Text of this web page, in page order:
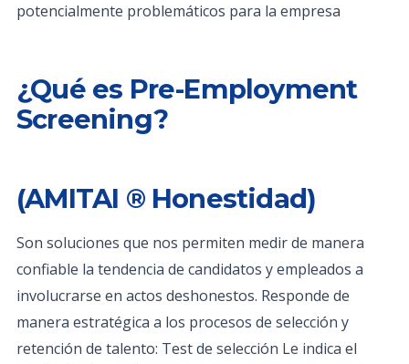
potencialmente problemáticos para la empresa
¿Qué es Pre-Employment
Screening?
(AMITAI ® Honestidad)
Son soluciones que nos permiten medir de manera
confiable la tendencia de candidatos y empleados a
involucrarse en actos deshonestos. Responde de
manera estratégica a los procesos de selección y
retención de talento: Test de selección Le indica el